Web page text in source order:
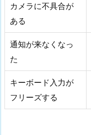
カメラに不具合が
ある
通知が来なくなっ
た
キーボード入力が
フリーズする